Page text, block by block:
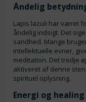
Åndelig
Lapis lazuli har været
åndelig indsigt. Det
sandhed. Mange
intellektuelle evner,
meditation. Det tredje
aktiveret af denne
spirituel oplysning.
Energi og healing